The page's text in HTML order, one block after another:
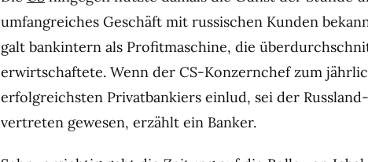
umfangreiches Geschäft mit russischen Kunden
galt bankintern als Profitmaschine, die
erwirtschaftete. Wenn der CS-Konzernchef zum
erfolgreichsten Privatbankiers einlud, sei der
vertreten gewesen, erzählt ein Banker.